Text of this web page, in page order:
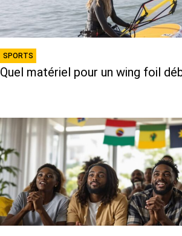
SPORTS
Quel matériel pour un wing foil